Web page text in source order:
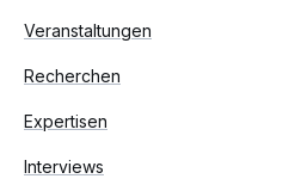
Veranstaltungen
Recherchen
Expertisen
Interviews